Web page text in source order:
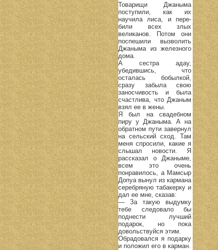
Товарищи Джаныма
поступили, как их
научила лиса, и пере-
били всех злых
великанов. Потом они
поспешили вызволить
Джаныма из железного
дома.
А сестра адау,
убедившись, что
осталась бобылкой,
сразу забыла свою
заносчивость и была
счастлива, что Джаным
взял ее в жены.
Я был на свадебном
пиру у Джаныма. А на
обратном пути завернул
на сельский сход. Там
меня спросили, какие я
слышал новости. Я
рассказал о Джаныме,
всем это очень
понравилось, а Мамсыр
Допуа вынул из кармана
серебряную табакерку и
дал ее мне, сказав:
— За такую выдумку
тебе следовало бы
поднести лучший
подарок, но пока
довольствуйся этим.
Обрадовался я подарку
и положил его в карман.